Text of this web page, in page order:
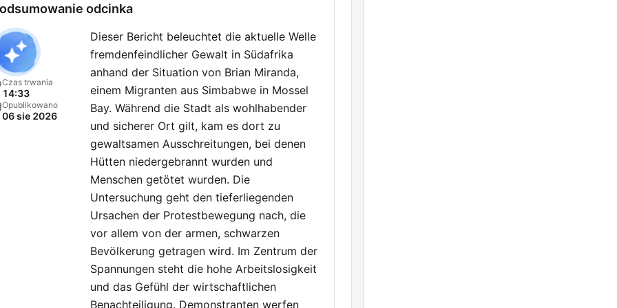
odcinka
Czas trwania
14:33
Opublikowano
06 sie 2026
Dieser Bericht beleuchtet die aktuelle Welle
fremdenfeindlicher Gewalt in Südafrika
anhand der Situation von Brian Miranda,
einem Migranten aus Simbabwe in Mossel
Bay. Während die Stadt als wohlhabender
und sicherer Ort gilt, kam es dort zu
gewaltsamen Ausschreitungen, bei denen
Hütten niedergebrannt wurden und
Menschen getötet wurden. Die
Untersuchung geht den tieferliegenden
Ursachen der Protestbewegung nach, die
vor allem von der armen, schwarzen
Bevölkerung getragen wird. Im Zentrum der
Spannungen steht die hohe Arbeitslosigkeit
und das Gefühl der wirtschaftlichen
Benachteiligung. Demonstranten werfen